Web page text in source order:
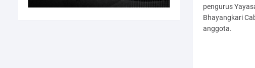
pengurus
Bhayangkari
anggota.